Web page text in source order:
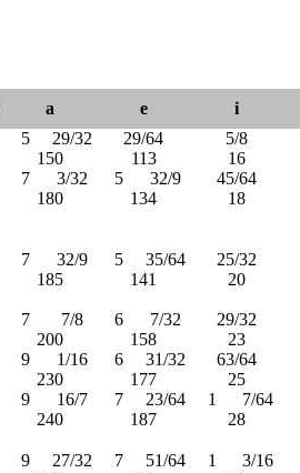
a e i
5 29/32 29/64 5/8
150 113 16
7 3/32 5 32/9 45/64
180 134 18
7 32/9 5 35/64 25/32
185 141 20
7 7/8 6 7/32 29/32
200 158 23
9 1/16 6 31/32 63/64
230 177 25
9 16/7 7 23/64 1 7/64
240 187 28
9 27/32 7 51/64 1 3/16